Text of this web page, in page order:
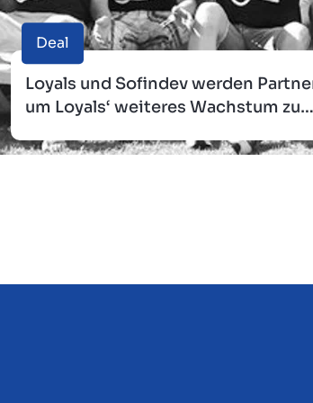
Deal
Loyals und Sofindev werden
um Loyals‘ weiteres Wachstum zu